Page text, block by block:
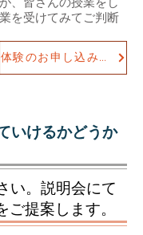
、皆さんの授業をし
を受けてみてご判断
体験のお申し込みはコチラ
いけるかどうか
い。説明会にて
提案します。